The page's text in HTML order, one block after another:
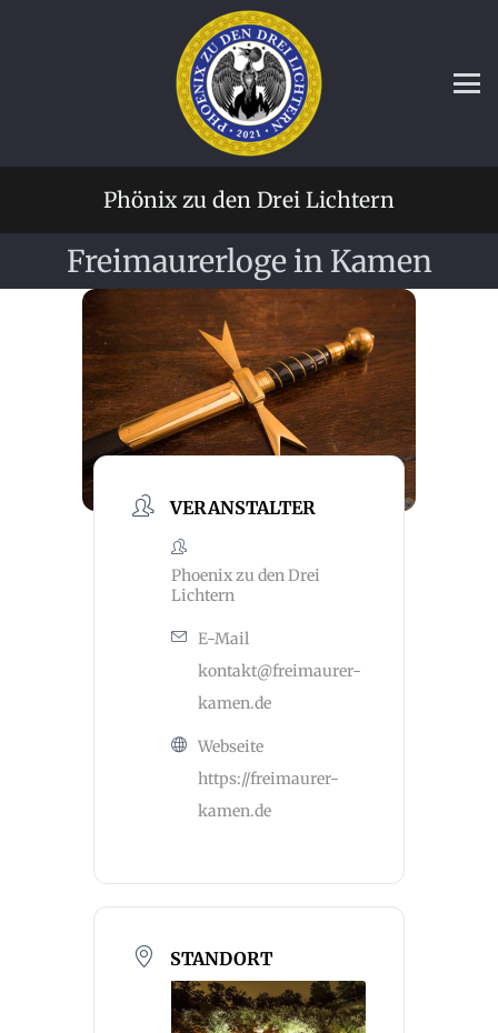
Phönix zu den Drei Lichtern
Freimaurerloge in Kamen
VERANSTALTER
Phoenix zu den Drei
Lichtern
E-Mail
kontakt@freimaurer-
kamen.de
Webseite
https://freimaurer-
kamen.de
STANDORT